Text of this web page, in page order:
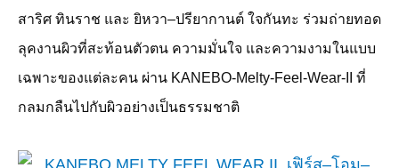
สาริศ ทินราช และ ยิหวา–ปรียากานต์ ใจกันทะ ร่วมถ่ายทอด
ลุคงานผิวที่สะท้อนตัวตน ความมั่นใจ และความงามในแบบ
เฉพาะของแต่ละคน ผ่าน KANEBO-Melty-Feel-Wear-II
ที่
กลมกลืนไปกับผิวอย่างเป็นธรรมชาติ